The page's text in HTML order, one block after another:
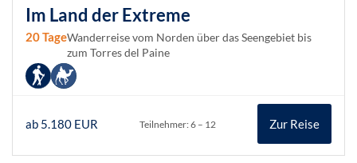
Im Land der Extreme
20 TageWanderreise vom Norden über das Seengebiet bis
zum Torres del Paine
ab 5.180 EUR Teilnehmer: 6 – 12 Zur Reise